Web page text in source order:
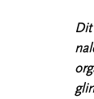
Dit